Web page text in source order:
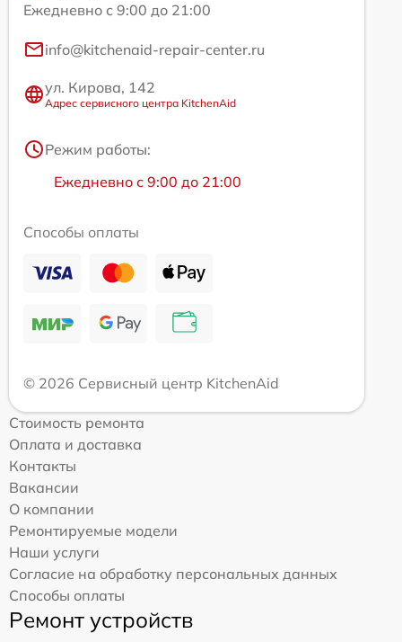
Ежедневно с 9:00 до 21:00
info@kitchenaid-repair-center.ru
ул. Кирова, 142
Адрес сервисного центра KitchenAid
Режим работы:
Ежедневно с 9:00 до 21:00
Способы оплаты
© 2026 Сервисный центр KitchenAid
Стоимость ремонта
Оплата и доставка
Контакты
Вакансии
О компании
Ремонтируемые модели
Наши услуги
Согласие на обработку персональных данных
Способы оплаты
Ремонт устройств